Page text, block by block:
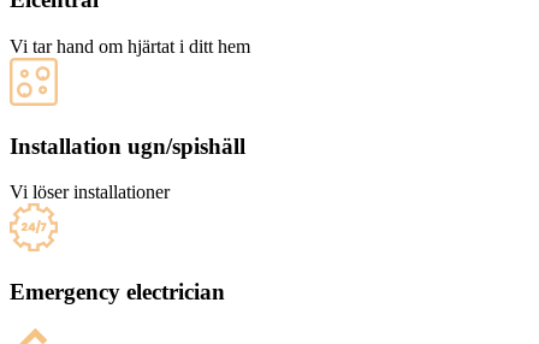
Vi tar hand om hjärtat i ditt hem
Installation ugn/spishäll
Vi löser installationer
Emergency electrician